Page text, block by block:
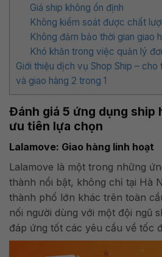
Giá ship không ổn định
Không kiểm soát được chất
Không đảm bảo thời gian giao
Khó khăn trong việc quản lý
Giới thiệu dịch vụ Shop Ship –
và giao hàng 2 trong 1
Đánh giá 5 ứng dụng ship
ưu tiên lựa chọn
Lalamove: Giao hàng linh hoạt
Lalamove là một trong những
thành nổi bật, không chỉ tại Hà
thành phố lớn khác trên toàn
nối người dùng với một đội ngũ
đáp ứng tốt các yêu cầu về tốc